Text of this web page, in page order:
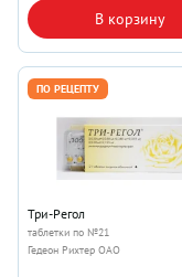
В корзину
ПО РЕЦЕПТУ
Три-Регол
таблетки по №21
Гедеон Рихтер ОАО